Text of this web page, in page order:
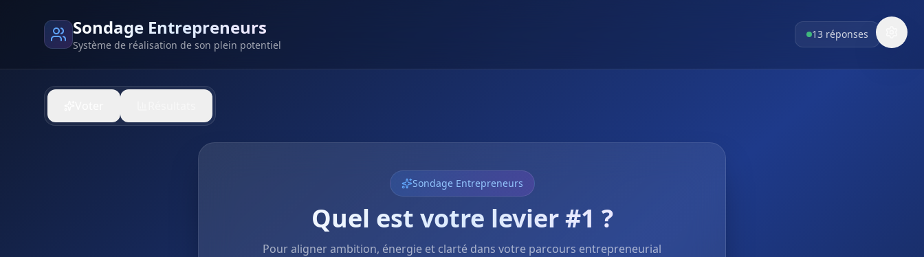
Sondage Entrepreneurs
Système de réalisation de son plein potentiel
13 réponses
Sondage Entrepreneurs
Quel est votre levier #1 ?
Pour aligner ambition, énergie et clarté dans votre parcours entrepreneurial